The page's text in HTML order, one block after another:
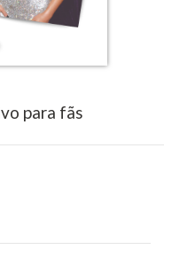
para fãs